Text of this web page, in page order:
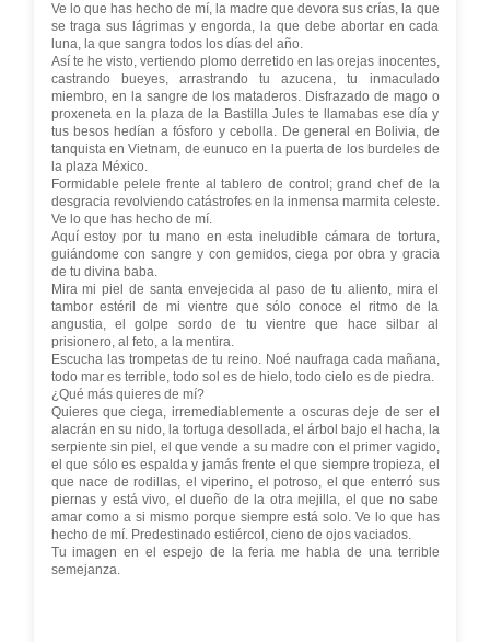
Ve lo que has hecho de mí, la madre que devora sus crías, la que
se traga sus lágrimas y engorda, la que debe abortar en cada
luna, la que sangra todos los días del año.
Así te he visto, vertiendo plomo derretido en las orejas inocentes,
castrando bueyes, arrastrando tu azucena, tu inmaculado
miembro, en la sangre de los mataderos. Disfrazado de mago o
proxeneta en la plaza de la Bastilla Jules te llamabas ese día y
tus besos hedían a fósforo y cebolla. De general en Bolivia, de
tanquista en Vietnam, de eunuco en la puerta de los burdeles de
la plaza México.
Formidable pelele frente al tablero de control; grand chef de la
desgracia revolviendo catástrofes en la inmensa marmita celeste.
Ve lo que has hecho de mí.
Aquí estoy por tu mano en esta ineludible cámara de tortura,
guiándome con sangre y con gemidos, ciega por obra y gracia
de tu divina baba.
Mira mi piel de santa envejecida al paso de tu aliento, mira el
tambor estéril de mi vientre que sólo conoce el ritmo de la
angustia, el golpe sordo de tu vientre que hace silbar al
prisionero, al feto, a la mentira.
Escucha las trompetas de tu reino. Noé naufraga cada mañana,
todo mar es terrible, todo sol es de hielo, todo cielo es de piedra.
¿Qué más quieres de mí?
Quieres que ciega, irremediablemente a oscuras deje de ser el
alacrán en su nido, la tortuga desollada, el árbol bajo el hacha, la
serpiente sin piel, el que vende a su madre con el primer vagido,
el que sólo es espalda y jamás frente el que siempre tropieza, el
que nace de rodillas, el viperino, el potroso, el que enterró sus
piernas y está vivo, el dueño de la otra mejilla, el que no sabe
amar como a si mismo porque siempre está solo. Ve lo que has
hecho de mí. Predestinado estiércol, cieno de ojos vaciados.
Tu imagen en el espejo de la feria me habla de una terrible
semejanza.